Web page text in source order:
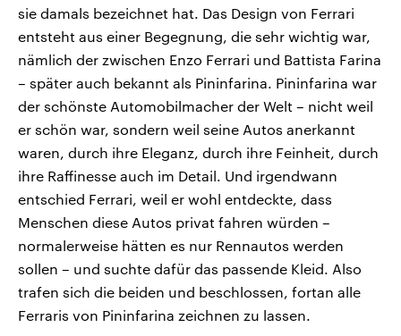
sie damals bezeichnet hat. Das Design von Ferrari
entsteht aus einer Begegnung, die sehr wichtig war,
nämlich der zwischen Enzo Ferrari und Battista Farina
– später auch bekannt als Pininfarina. Pininfarina war
der schönste Automobilmacher der Welt – nicht weil
er schön war, sondern weil seine Autos anerkannt
waren, durch ihre Eleganz, durch ihre Feinheit, durch
ihre Raffinesse auch im Detail. Und irgendwann
entschied Ferrari, weil er wohl entdeckte, dass
Menschen diese Autos privat fahren würden –
normalerweise hätten es nur Rennautos werden
sollen – und suchte dafür das passende Kleid. Also
trafen sich die beiden und beschlossen, fortan alle
Ferraris von Pininfarina zeichnen zu lassen.